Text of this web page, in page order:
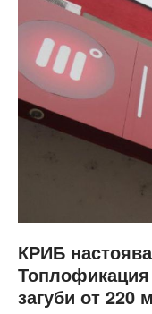
КРИБ
загуби от 220